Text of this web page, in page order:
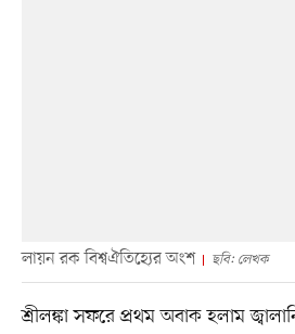
লায়ন রক বিশ্বঐতিহ্যের অংশ ছবি: লেখক
শ্রীলঙ্কা সফরে প্রথম অবাক হলাম